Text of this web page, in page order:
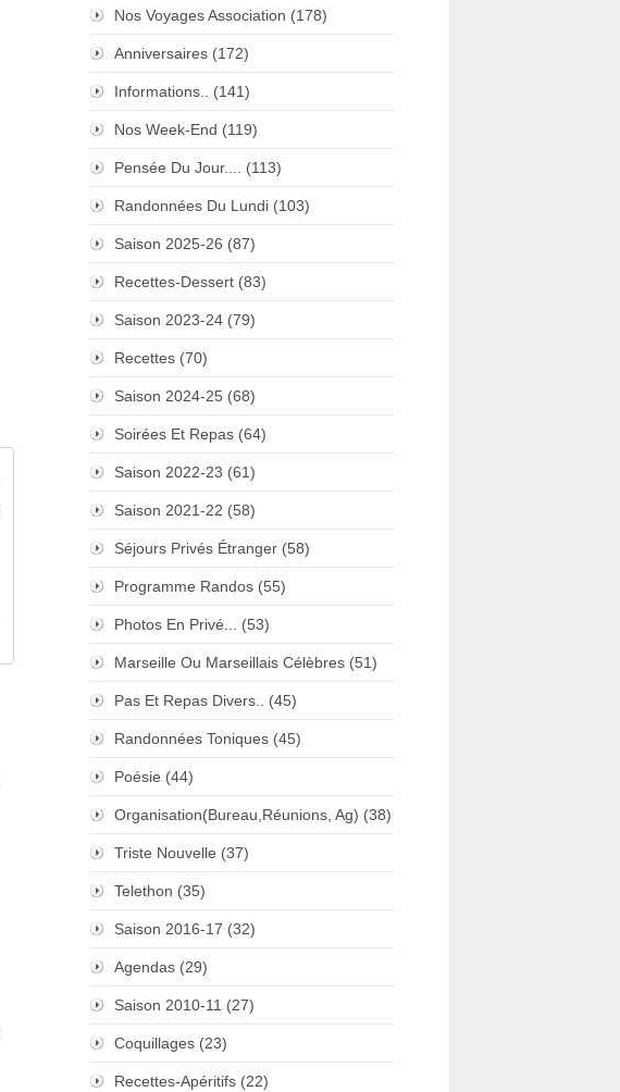
Nos Voyages Association (178)
Anniversaires (172)
Informations.. (141)
Nos Week-End (119)
Pensée Du Jour.... (113)
Randonnées Du Lundi (103)
Saison 2025-26 (87)
Recettes-Dessert (83)
Saison 2023-24 (79)
Recettes (70)
Saison 2024-25 (68)
Soirées Et Repas (64)
Saison 2022-23 (61)
Saison 2021-22 (58)
Séjours Privés Étranger (58)
Programme Randos (55)
Photos En Privé... (53)
Marseille Ou Marseillais Célèbres (51)
Pas Et Repas Divers.. (45)
Randonnées Toniques (45)
Poésie (44)
Organisation(Bureau,Réunions, Ag) (38)
Triste Nouvelle (37)
Telethon (35)
Saison 2016-17 (32)
Agendas (29)
Saison 2010-11 (27)
Coquillages (23)
Recettes-Apéritifs (22)